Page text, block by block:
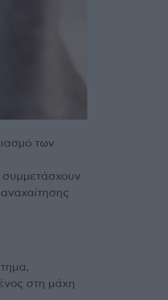
των
συμμετάσχουν
στη μάχη